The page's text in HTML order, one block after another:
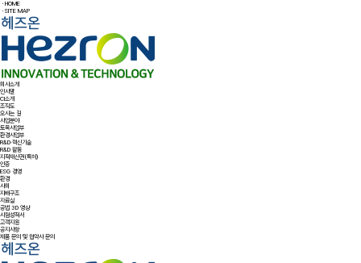
ㆍHOME
ㆍSITE MAP
회사소개
인사말
CI소개
조직도
오시는 길
사업분야
토목사업부
환경사업부
R&D·혁신기술
R&D 활동
지적재산권(특허)
인증
ESG 경영
환경
사회
지배구조
자료실
공법 3D 영상
시험성적서
고객지원
공지사항
제품 문의 및 협약사 문의